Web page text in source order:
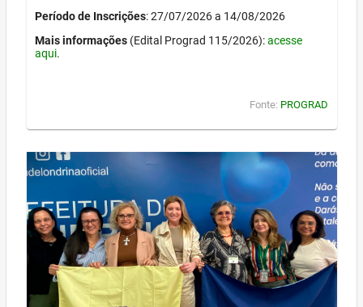
Período de Inscrições: 27/07/2026 a 14/08/2026
Mais informações (Edital Prograd 115/2026):acesse
aqui.
Fonte: PROGRAD